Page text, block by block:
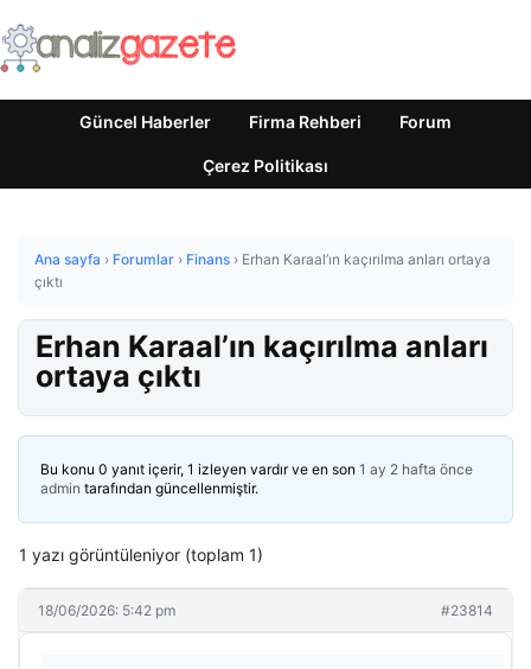
Güncel Haberler Firma Rehberi Forum
Çerez Politikası
Ana sayfa › Forumlar › Finans › Erhan Karaal’ın kaçırılma anları ortaya
çıktı
Erhan Karaal’ın kaçırılma anları
ortaya çıktı
Bu konu 0 yanıt içerir, 1 izleyen vardır ve en son 1 ay 2 hafta önce
admin tarafından güncellenmiştir.
1 yazı görüntüleniyor (toplam 1)
18/06/2026: 5:42 pm #23814